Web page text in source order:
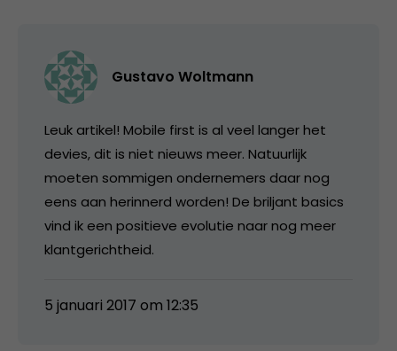
Gustavo Woltmann
Leuk artikel! Mobile first is al veel langer het
devies, dit is niet nieuws meer. Natuurlijk
moeten sommigen ondernemers daar nog
eens aan herinnerd worden! De briljant basics
vind ik een positieve evolutie naar nog meer
klantgerichtheid.
5 januari 2017 om 12:35